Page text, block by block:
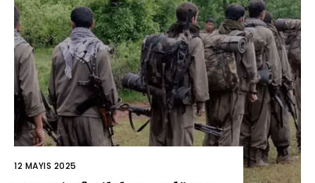
12 MAYIS 2025